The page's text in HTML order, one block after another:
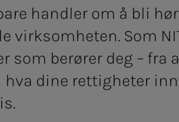
handler om å bli
virksomheten. Som
som berører deg – fra
dine rettigheter